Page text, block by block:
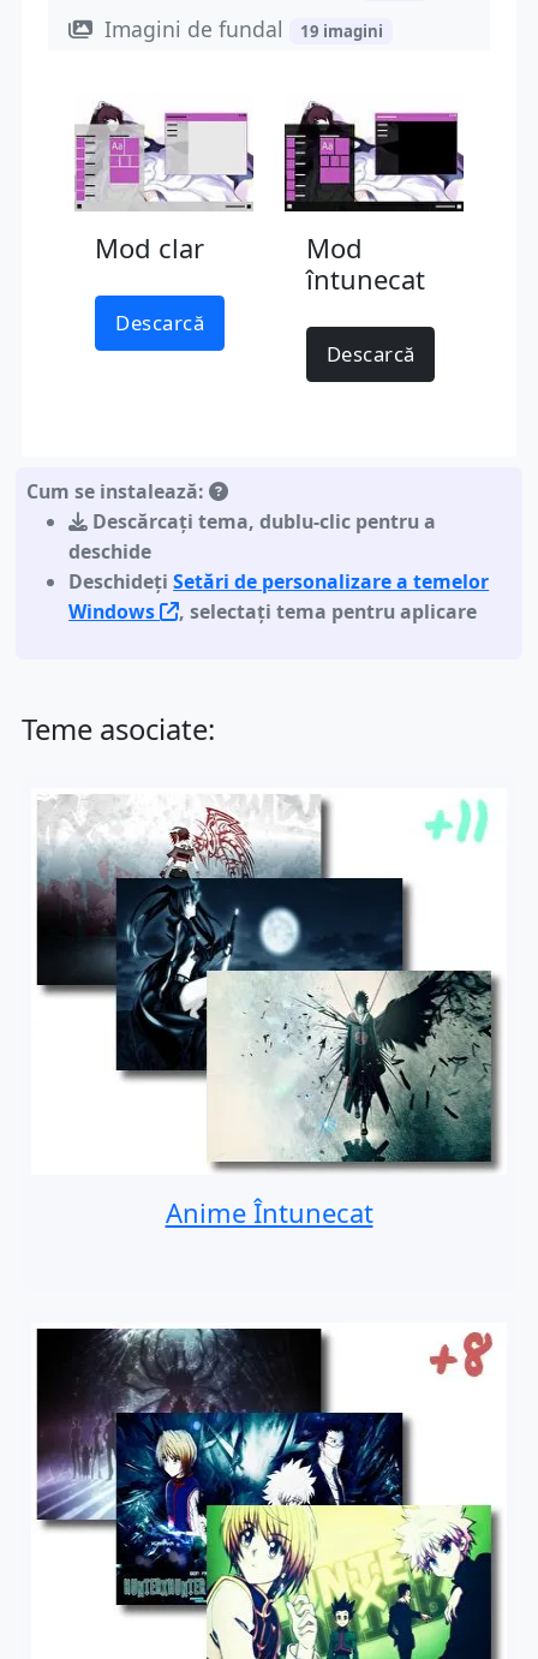
Imagini de fundal 19 imagini
Mod clar
Descarcă
Mod
întunecat
Descarcă
Cum se instalează:
Descărcați tema,dublu-clic pentru a
deschide
DeschidețiSetări de personalizare a temelor
Windows
, selectați tema pentru aplicare
Teme asociate:
Anime Întunecat